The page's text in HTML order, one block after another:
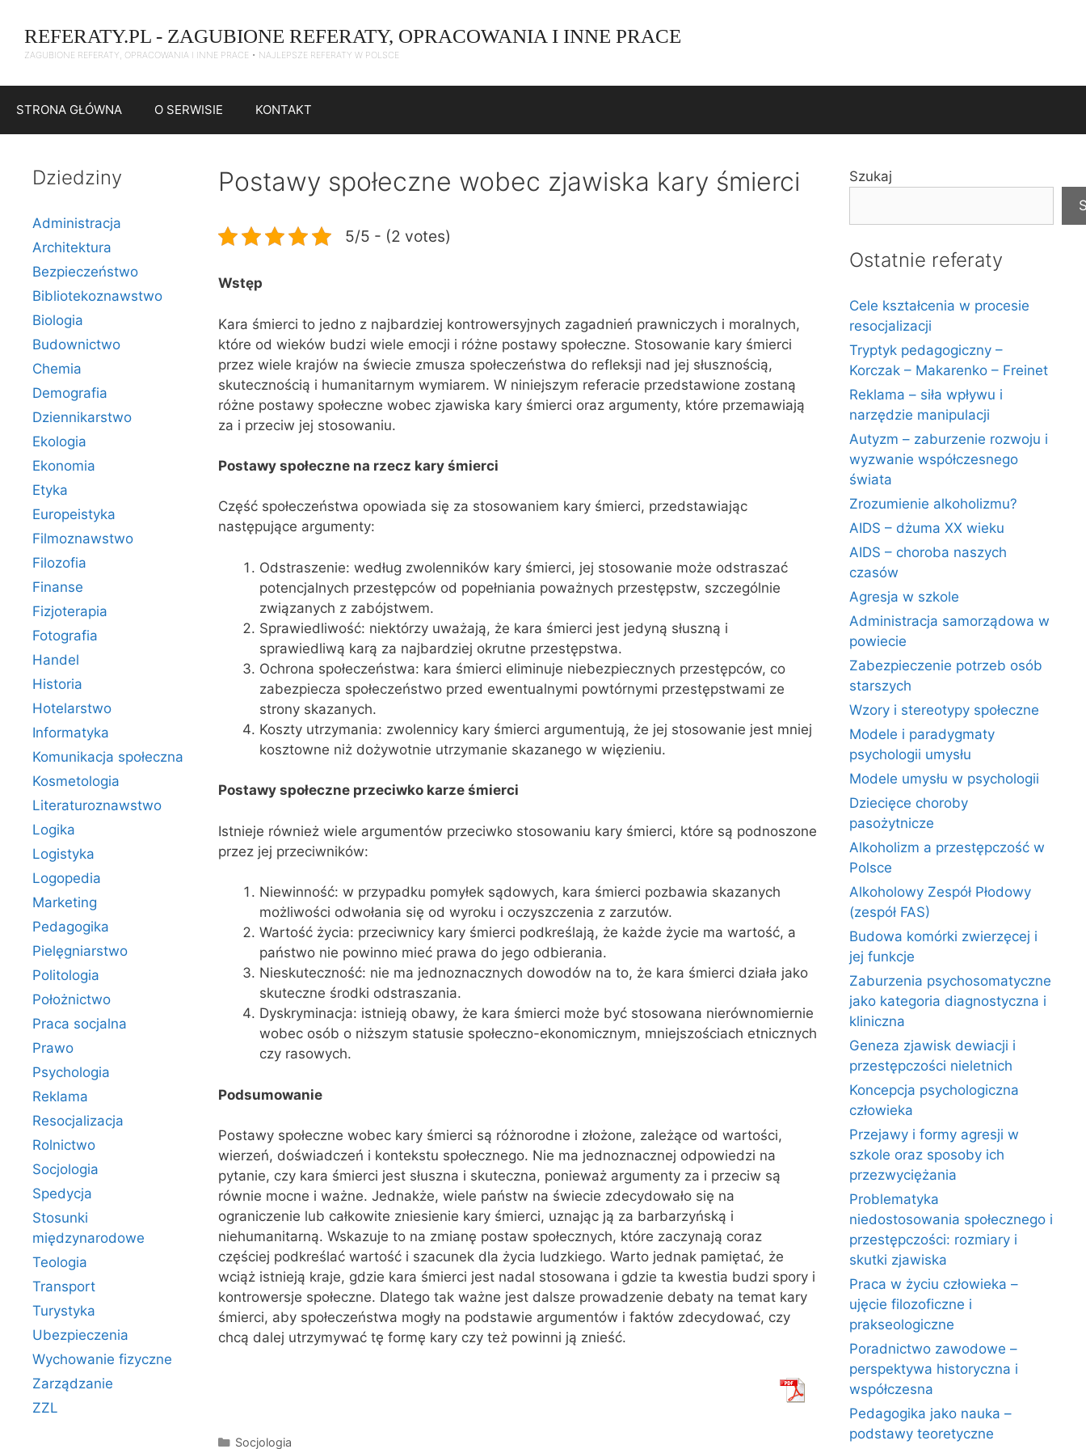
treści
REFERATY.PL - ZAGUBIONE REFERATY, OPRACOWANIA I INNE PRACE
ZAGUBIONE REFERATY, OPRACOWANIA I INNE PRACE • NAJLEPSZE REFERATY W POLSCE
STRONA GŁÓWNA O SERWISIE KONTAKT
Postawy społeczne wobec zjawiska kary śmierci
5/5 - (2 votes)
Wstęp
Kara śmierci to jedno z najbardziej kontrowersyjnych zagadnień prawniczych i moralnych,
które od wieków budzi wiele emocji i różne postawy społeczne. Stosowanie kary śmierci
przez wiele krajów na świecie zmusza społeczeństwa do refleksji nad jej słusznością,
skutecznością i humanitarnym wymiarem. W niniejszym referacie przedstawione zostaną
różne postawy społeczne wobec zjawiska kary śmierci oraz argumenty, które przemawiają
za i przeciw jej stosowaniu.
Postawy społeczne na rzecz kary śmierci
Część społeczeństwa opowiada się za stosowaniem kary śmierci, przedstawiając
następujące argumenty:
Odstraszenie: według zwolenników kary śmierci, jej stosowanie może odstraszać
potencjalnych przestępców od popełniania poważnych przestępstw, szczególnie
związanych z zabójstwem.
Sprawiedliwość: niektórzy uważają, że kara śmierci jest jedyną słuszną i
sprawiedliwą karą za najbardziej okrutne przestępstwa.
Ochrona społeczeństwa: kara śmierci eliminuje niebezpiecznych przestępców, co
zabezpiecza społeczeństwo przed ewentualnymi powtórnymi przestępstwami ze
strony skazanych.
Koszty utrzymania: zwolennicy kary śmierci argumentują, że jej stosowanie jest mniej
kosztowne niż dożywotnie utrzymanie skazanego w więzieniu.
Postawy społeczne przeciwko karze śmierci
Istnieje również wiele argumentów przeciwko stosowaniu kary śmierci, które są podnoszone
przez jej przeciwników:
Niewinność: w przypadku pomyłek sądowych, kara śmierci pozbawia skazanych
możliwości odwołania się od wyroku i oczyszczenia z zarzutów.
Wartość życia: przeciwnicy kary śmierci podkreślają, że każde życie ma wartość, a
państwo nie powinno mieć prawa do jego odbierania.
Nieskuteczność: nie ma jednoznacznych dowodów na to, że kara śmierci działa jako
skuteczne środki odstraszania.
Dyskryminacja: istnieją obawy, że kara śmierci może być stosowana nierównomiernie
wobec osób o niższym statusie społeczno-ekonomicznym, mniejszościach etnicznych
czy rasowych.
Podsumowanie
Postawy społeczne wobec kary śmierci są różnorodne i złożone, zależące od wartości,
wierzeń, doświadczeń i kontekstu społecznego. Nie ma jednoznacznej odpowiedzi na
pytanie, czy kara śmierci jest słuszna i skuteczna, ponieważ argumenty za i przeciw są
równie mocne i ważne. Jednakże, wiele państw na świecie zdecydowało się na
ograniczenie lub całkowite zniesienie kary śmierci, uznając ją za barbarzyńską i
niehumanitarną. Wskazuje to na zmianę postaw społecznych, które zaczynają coraz
częściej podkreślać wartość i szacunek dla życia ludzkiego. Warto jednak pamiętać, że
wciąż istnieją kraje, gdzie kara śmierci jest nadal stosowana i gdzie ta kwestia budzi spory i
kontrowersje społeczne. Dlatego tak ważne jest dalsze prowadzenie debaty na temat kary
śmierci, aby społeczeństwa mogły na podstawie argumentów i faktów zdecydować, czy
chcą dalej utrzymywać tę formę kary czy też powinni ją znieść.
Kategorie
Socjologia
Dziedziny
Administracja
Architektura
Bezpieczeństwo
Bibliotekoznawstwo
Biologia
Budownictwo
Chemia
Demografia
Dziennikarstwo
Ekologia
Ekonomia
Etyka
Europeistyka
Filmoznawstwo
Filozofia
Finanse
Fizjoterapia
Fotografia
Handel
Historia
Hotelarstwo
Informatyka
Komunikacja społeczna
Kosmetologia
Literaturoznawstwo
Logika
Logistyka
Logopedia
Marketing
Pedagogika
Pielęgniarstwo
Politologia
Położnictwo
Praca socjalna
Prawo
Psychologia
Reklama
Resocjalizacja
Rolnictwo
Socjologia
Spedycja
Stosunki
międzynarodowe
Teologia
Transport
Turystyka
Ubezpieczenia
Wychowanie fizyczne
Zarządzanie
ZZL
Szukaj
Ostatnie referaty
Cele kształcenia w procesie
resocjalizacji
Tryptyk pedagogiczny –
Korczak – Makarenko – Freinet
Reklama – siła wpływu i
narzędzie manipulacji
Autyzm – zaburzenie rozwoju i
wyzwanie współczesnego
świata
Zrozumienie alkoholizmu?
AIDS – dżuma XX wieku
AIDS – choroba naszych
czasów
Agresja w szkole
Administracja samorządowa w
powiecie
Zabezpieczenie potrzeb osób
starszych
Wzory i stereotypy społeczne
Modele i paradygmaty
psychologii umysłu
Modele umysłu w psychologii
Dziecięce choroby
pasożytnicze
Alkoholizm a przestępczość w
Polsce
Alkoholowy Zespół Płodowy
(zespół FAS)
Budowa komórki zwierzęcej i
jej funkcje
Zaburzenia psychosomatyczne
jako kategoria diagnostyczna i
kliniczna
Geneza zjawisk dewiacji i
przestępczości nieletnich
Koncepcja psychologiczna
człowieka
Przejawy i formy agresji w
szkole oraz sposoby ich
przezwyciężania
Problematyka
niedostosowania społecznego i
przestępczości: rozmiary i
skutki zjawiska
Praca w życiu człowieka –
ujęcie filozoficzne i
prakseologiczne
Poradnictwo zawodowe –
perspektywa historyczna i
współczesna
Pedagogika jako nauka –
podstawy teoretyczne